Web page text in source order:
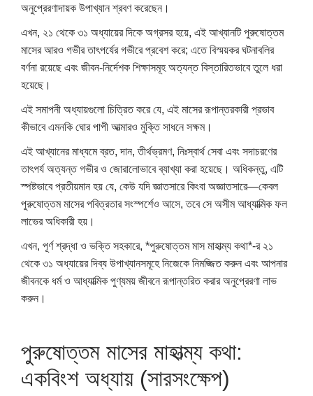
অনুপ্রেরণাদায়ক উপাখ্যান শ্রবণ করেছেন।
এখন, ২১ থেকে ৩১ অধ্যায়ের দিকে অগ্রসর হয়ে, এই আখ্যানটি পুরুষোত্তম
মাসের আরও গভীর তাৎপর্যের গভীরে প্রবেশ করে; এতে বিস্ময়কর ঘটনাবলির
বর্ণনা রয়েছে এবং জীবন-নির্দেশক শিক্ষাসমূহ অত্যন্ত বিস্তারিতভাবে তুলে ধরা
হয়েছে।
এই সমাপনী অধ্যায়গুলো চিত্রিত করে যে, এই মাসের রূপান্তরকারী প্রভাব
কীভাবে এমনকি ঘোর পাপী আত্মারও মুক্তি সাধনে সক্ষম।
এই আখ্যানের মাধ্যমে ব্রত, দান, তীর্থভ্রমণ, নিঃস্বার্থ সেবা এবং সদাচরণের
তাৎপর্য অত্যন্ত গভীর ও জোরালোভাবে ব্যাখ্যা করা হয়েছে। অধিকন্তু, এটি
স্পষ্টভাবে প্রতীয়মান হয় যে, কেউ যদি জ্ঞাতসারে কিংবা অজ্ঞাতসারে—কেবল
পুরুষোত্তম মাসের পবিত্রতার সংস্পর্শেও আসে, তবে সে অসীম আধ্যাত্মিক ফল
লাভের অধিকারী হয়।
এখন, পূর্ণ শ্রদ্ধা ও ভক্তি সহকারে, *পুরুষোত্তম মাস মাহাত্ম্য কথা*-র ২১
থেকে ৩১ অধ্যায়ের দিব্য উপাখ্যানসমূহে নিজেকে নিমজ্জিত করুন এবং আপনার
জীবনকে ধর্ম ও আধ্যাত্মিক পুণ্যময় জীবনে রূপান্তরিত করার অনুপ্রেরণা লাভ
করুন।
পুরুষোত্তম মাসের মাহাত্ম্য কথা:
একবিংশ অধ্যায় (সারসংক্ষেপ)